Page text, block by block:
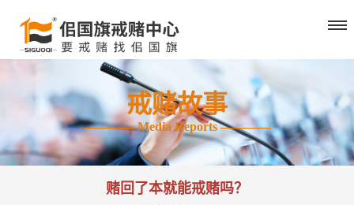
戒赌故事
———— Media Reports ————
赌回了本就能戒赌吗？